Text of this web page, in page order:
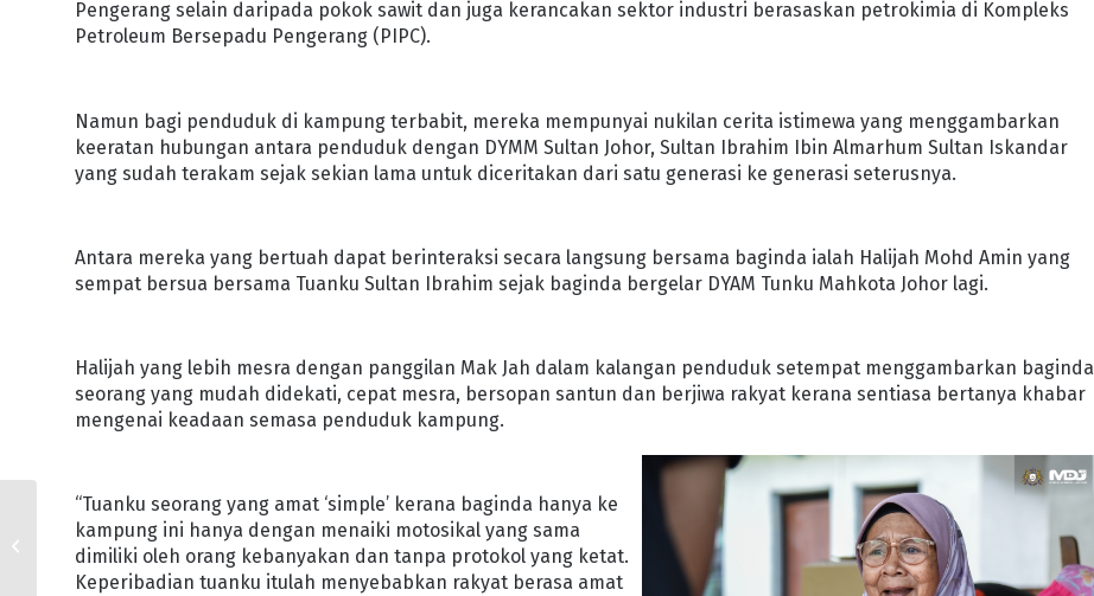
Pengerang selain daripada pokok sawit dan juga kerancakan sektor industri berasaskan petrokimia di Kompleks
Petroleum Bersepadu Pengerang (PIPC).
Namun bagi penduduk di kampung terbabit, mereka mempunyai nukilan cerita istimewa yang menggambarkan
keeratan hubungan antara penduduk dengan DYMM Sultan Johor, Sultan Ibrahim Ibin Almarhum Sultan Iskandar
yang sudah terakam sejak sekian lama untuk diceritakan dari satu generasi ke generasi seterusnya.
Antara mereka yang bertuah dapat berinteraksi secara langsung bersama baginda ialah Halijah Mohd Amin yang
sempat bersua bersama Tuanku Sultan Ibrahim sejak baginda bergelar DYAM Tunku Mahkota Johor lagi.
Halijah yang lebih mesra dengan panggilan Mak Jah dalam kalangan penduduk setempat menggambarkan baginda
seorang yang mudah didekati, cepat mesra, bersopan santun dan berjiwa rakyat kerana sentiasa bertanya khabar
mengenai keadaan semasa penduduk kampung.
“Tuanku seorang yang amat ‘simple’ kerana baginda hanya ke
kampung ini hanya dengan menaiki motosikal yang sama
dimiliki oleh orang kebanyakan dan tanpa protokol yang ketat.
Keperibadian tuanku itulah menyebabkan rakyat berasa amat
PEKA, WASPADA
KEADAAN TANAH KETIKA
CUACA PANAS : JAS